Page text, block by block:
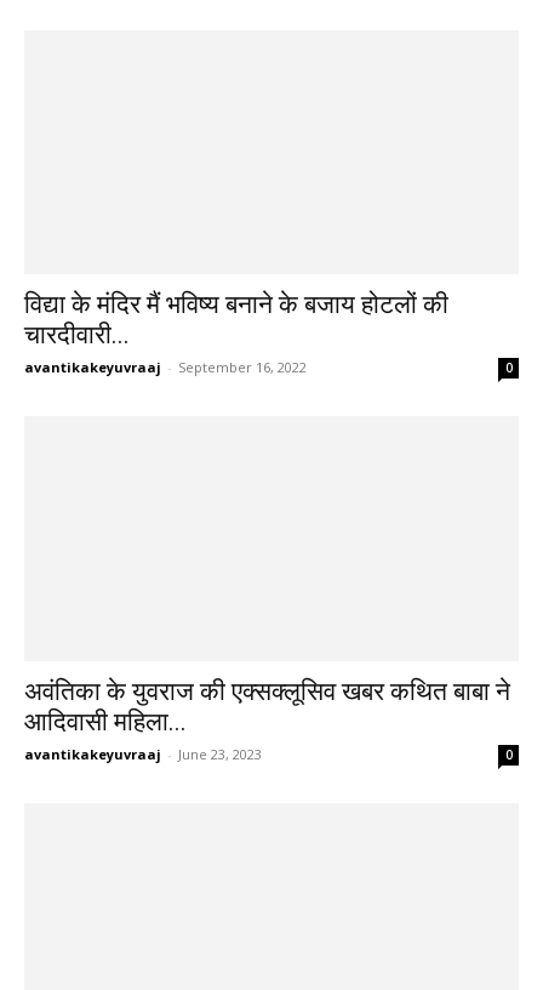
विद्या के मंदिर मैं भविष्य बनाने के बजाय होटलों की
चारदीवारी...
avantikakeyuvraaj - September 16, 2022 0
अवंतिका के युवराज की एक्सक्लूसिव खबर कथित बाबा ने
आदिवासी महिला...
avantikakeyuvraaj - June 23, 2023 0